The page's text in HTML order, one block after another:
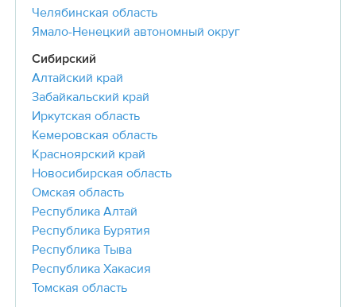
Челябинская область
Ямало-Ненецкий автономный округ
Сибирский
Алтайский край
Забайкальский край
Иркутская область
Кемеровская область
Красноярский край
Новосибирская область
Омская область
Республика Алтай
Республика Бурятия
Республика Тыва
Республика Хакасия
Томская область